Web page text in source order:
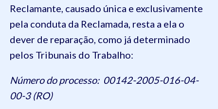
Reclamante, causado única e exclusivamente
pela conduta da Reclamada, resta a ela o
dever de reparação, como já determinado
pelos Tribunais do Trabalho:
Número do processo: 00142-2005-016-04-
00-3 (RO)